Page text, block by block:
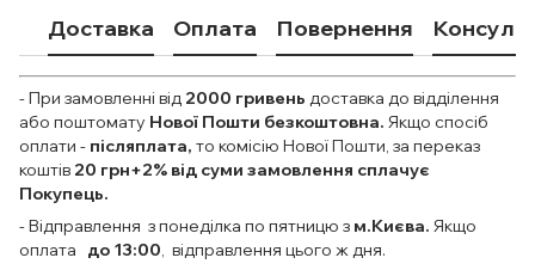
Доставка Оплата Повернення
- При замовленні від 2000 гривень доставка до відділення
або поштомату Нової Пошти безкоштовна. Якщо спосіб
оплати - післяплата, то комісію Нової Пошти, за переказ
коштів 20 грн+2% від суми замовлення сплачує
Покупець.
- Відправлення з понеділка по пятницю з м.Києва. Якщо
оплата до 13:00, відправлення цього ж дня.